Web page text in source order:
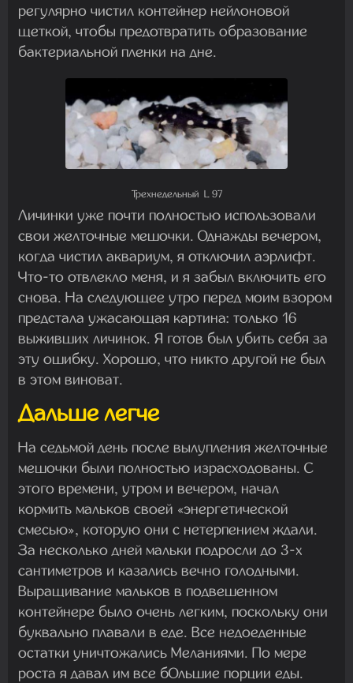
регулярно чистил контейнер нейлоновой
щеткой, чтобы предотвратить образование
бактериальной пленки на дне.
Трехнедельный L 97
Личинки уже почти полностью использовали
свои желточные мешочки. Однажды вечером,
когда чистил аквариум, я отключил аэрлифт.
Что-то отвлекло меня, и я забыл включить его
снова. На следующее утро перед моим взором
предстала ужасающая картина: только 16
выживших личинок. Я готов был убить себя за
эту ошибку. Хорошо, что никто другой не был
в этом виноват.
Дальше легче
На седьмой день после вылупления желточные
мешочки были полностью израсходованы. С
этого времени, утром и вечером, начал
кормить мальков своей «энергетической
смесью», которую они с нетерпением ждали.
За несколько дней мальки подросли до 3-х
сантиметров и казались вечно голодными.
Выращивание мальков в подвешенном
контейнере было очень легким, поскольку они
буквально плавали в еде. Все недоеденные
остатки уничтожались Меланиями. По мере
роста я давал им все бОльшие порции еды.